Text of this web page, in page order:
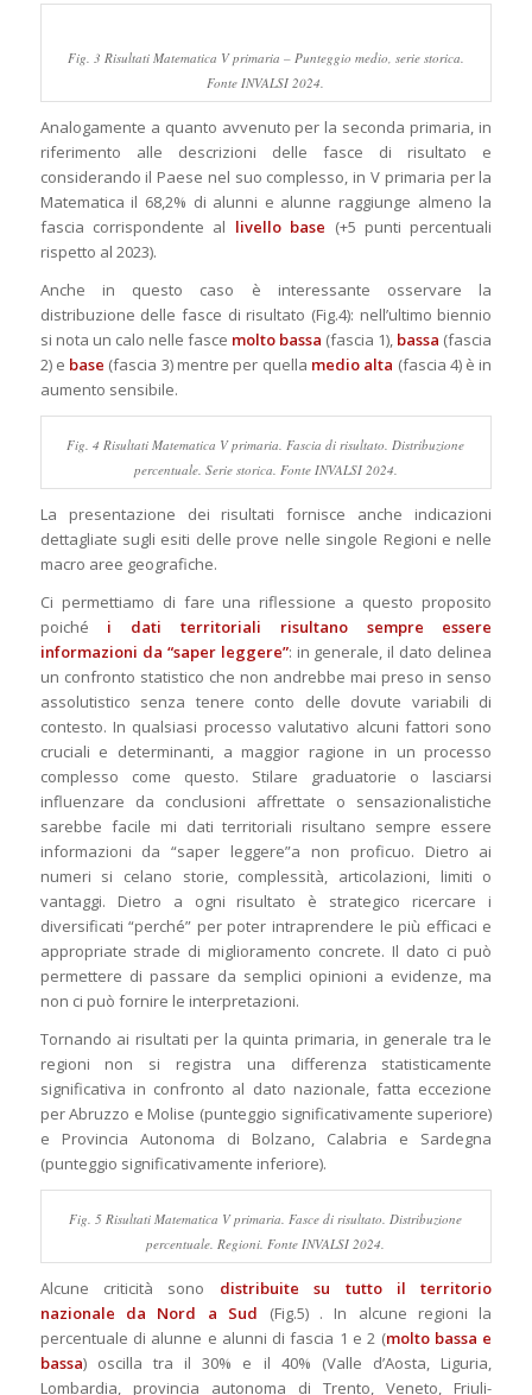
Fig. 3 Risultati Matematica V primaria – Punteggio medio, serie storica.
Fonte INVALSI 2024.
Analogamente a quanto avvenuto per la seconda primaria, in
riferimento alle descrizioni delle fasce di risultato e
considerando il Paese nel suo complesso, in V primaria per la
Matematica il 68,2% di alunni e alunne raggiunge almeno la
fascia corrispondente al livello base (+5 punti percentuali
rispetto al 2023).
Anche in questo caso è interessante osservare la
distribuzione delle fasce di risultato (Fig.4): nell’ultimo biennio
si nota un calo nelle fasce molto bassa (fascia 1), bassa (fascia
2) e base (fascia 3) mentre per quella medio alta (fascia 4) è in
aumento sensibile.
Fig. 4 Risultati Matematica V primaria. Fascia di risultato. Distribuzione
percentuale. Serie storica. Fonte INVALSI 2024.
La presentazione dei risultati fornisce anche indicazioni
dettagliate sugli esiti delle prove nelle singole Regioni e nelle
macro aree geografiche.
Ci permettiamo di fare una riflessione a questo proposito
poiché i dati territoriali risultano sempre essere
informazioni da “saper leggere”: in generale, il dato delinea
un confronto statistico che non andrebbe mai preso in senso
assolutistico senza tenere conto delle dovute variabili di
contesto. In qualsiasi processo valutativo alcuni fattori sono
cruciali e determinanti, a maggior ragione in un processo
complesso come questo. Stilare graduatorie o lasciarsi
influenzare da conclusioni affrettate o sensazionalistiche
sarebbe facile mi dati territoriali risultano sempre essere
informazioni da “saper leggere”a non proficuo. Dietro ai
numeri si celano storie, complessità, articolazioni, limiti o
vantaggi. Dietro a ogni risultato è strategico ricercare i
diversificati “perché” per poter intraprendere le più efficaci e
appropriate strade di miglioramento concrete. Il dato ci può
permettere di passare da semplici opinioni a evidenze, ma
non ci può fornire le interpretazioni.
Tornando ai risultati per la quinta primaria, in generale tra le
regioni non si registra una differenza statisticamente
significativa in confronto al dato nazionale, fatta eccezione
per Abruzzo e Molise (punteggio significativamente superiore)
e Provincia Autonoma di Bolzano, Calabria e Sardegna
(punteggio significativamente inferiore).
Fig. 5 Risultati Matematica V primaria. Fasce di risultato. Distribuzione
percentuale. Regioni. Fonte INVALSI 2024.
Alcune criticità sono distribuite su tutto il territorio
nazionale da Nord a Sud (Fig.5) . In alcune regioni la
percentuale di alunne e alunni di fascia 1 e 2 (molto bassa e
bassa) oscilla tra il 30% e il 40% (Valle d’Aosta, Liguria,
Lombardia, provincia autonoma di Trento, Veneto, Friuli-